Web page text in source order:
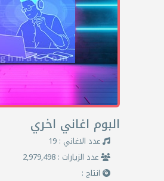
البوم اغاني اخري
عدد الاغاني : 19
عدد الزيارات : 2,979,498
انتاج :